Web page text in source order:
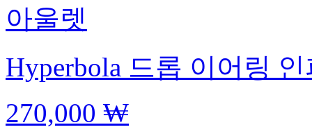
아울렛
Hyperbola 드롭 이어링
270,000 ₩